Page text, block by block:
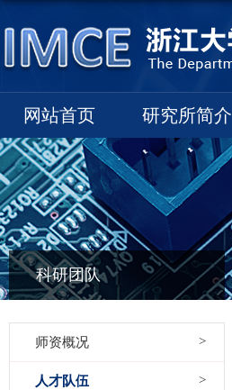
网站首页 研究所简介
科研团队
师资概况
人才队伍